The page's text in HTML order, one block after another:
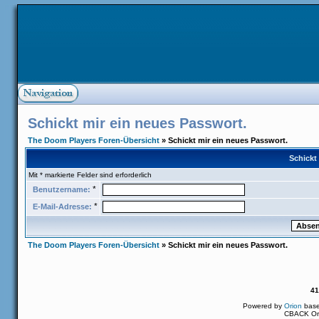
Schickt mir ein neues Passwort.
The Doom Players Foren-Übersicht » Schickt mir ein neues Passwort.
Schickt
Mit * markierte Felder sind erforderlich
Benutzername: *
E-Mail-Adresse: *
The Doom Players Foren-Übersicht » Schickt mir ein neues Passwort.
Powered by Orion
CBACK